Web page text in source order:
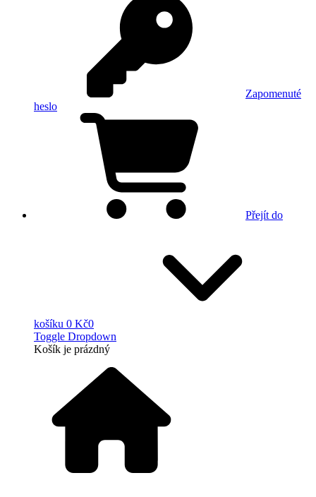
Zapomenuté
heslo
Přejít do
košíku 0 Kč0
Toggle Dropdown
Košík je prázdný